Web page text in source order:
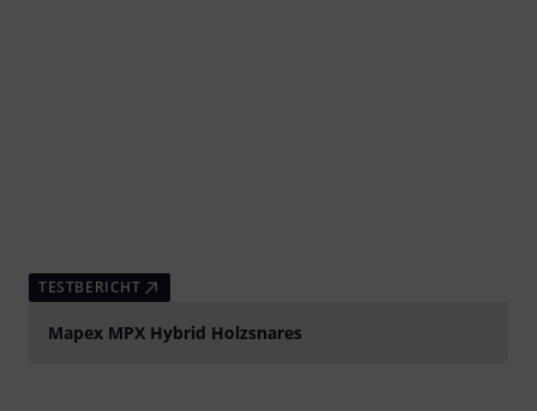
TESTBERICHT
Mapex MPX Hybrid Holzsnares